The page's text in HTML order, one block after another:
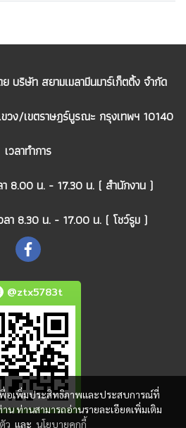
ริษัท สยามเมลามีนมาร์เก็ตติ้ง จำกัด
ง/เขตราษฎร์บูรณะ กรุงเทพฯ 10140
เวลาทำการ
8.00 น. - 17.30 น. ( สำนักงาน )
ลา 8.30 น. - 17.00 น. ( โชว์รูม )
@ztx5783t
พื่อเพิ่มประสิทธิภาพและประสบการณ์ที่
น ท่านสามารถอ่านรายละเอียดเพิ่มเติม
ว และ นโยบายคุกกี้